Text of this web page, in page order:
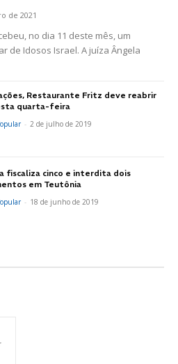
de 2021
no dia 11 deste mês, um
de Idosos Israel. A juíza Ângela
Restaurante Fritz deve reabrir
quarta-feira
- 2 de julho de 2019
fiscaliza cinco e interdita dois
em Teutônia
- 18 de junho de 2019